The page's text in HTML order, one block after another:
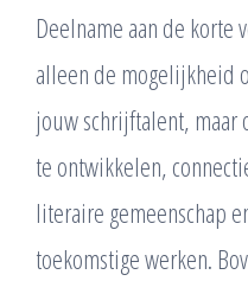
Deelname aan de
alleen de mogelijkheid
jouw schrijftalent, maar
te ontwikkelen,
literaire gemeenschap
toekomstige werken.